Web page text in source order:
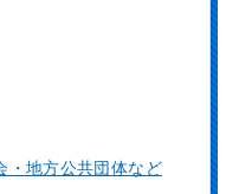
・地方公共団体など